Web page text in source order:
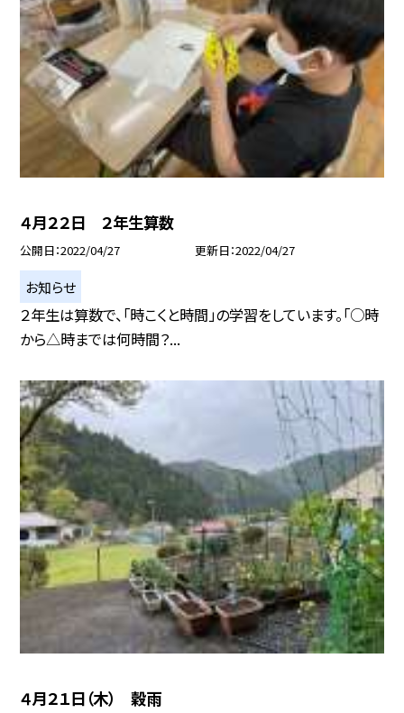
４月２２日 ２年生算数
公開日 2022/04/27 更新日 2022/04/27
お知らせ
２年生は算数で、「時こくと時間」の学習をしています。「○時
から△時までは何時間？...
４月２１日（木） 穀雨